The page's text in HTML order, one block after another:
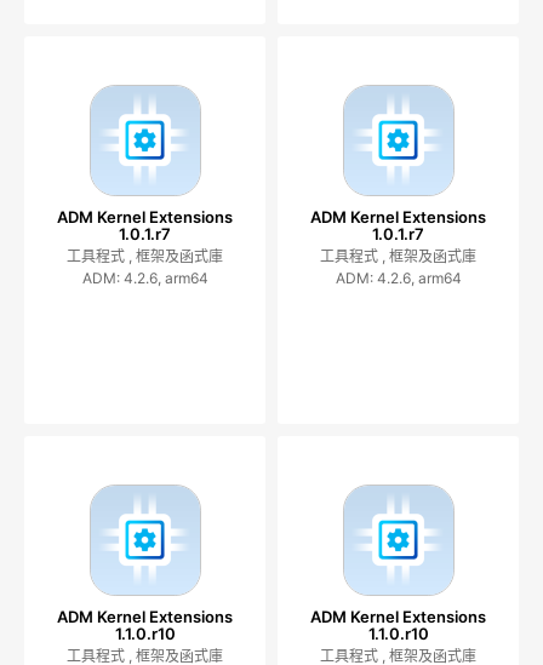
ADM Kernel Extensions
1.0.1.r7
工具程式 , 框架及函式庫
ADM: 4.2.6, arm64
ADM Kernel Extensions
1.0.1.r7
工具程式 , 框架及函式庫
ADM: 4.2.6, arm64
ADM Kernel Extensions
1.1.0.r10
工具程式 , 框架及函式庫
ADM Kernel Extensions
1.1.0.r10
工具程式 , 框架及函式庫